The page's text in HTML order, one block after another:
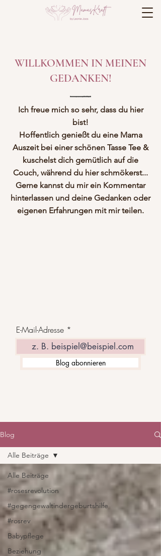
WILLKOMMEN IN MEINEN
GEDANKEN!
Ich freue mich so sehr, dass du hier
bist!
Hoffentlich genießt du eine Mama
Auszeit bei einer schönen Tasse Tee &
kuschelst dich gemütlich auf die
Couch, während du hier schmökerst...
Gerne kannst du mir ein Kommentar
hinterlassen und deine Gedanken oder
eigenen Erfahrungen mit mir teilen.
E-Mail-Adresse
Blog abonnieren
Blog
Alle Beiträge
#rosesrevolution
#gegengewaltindergeburtshilfe
#rosrev
Babypflege
Beziehung
Alle Beiträge